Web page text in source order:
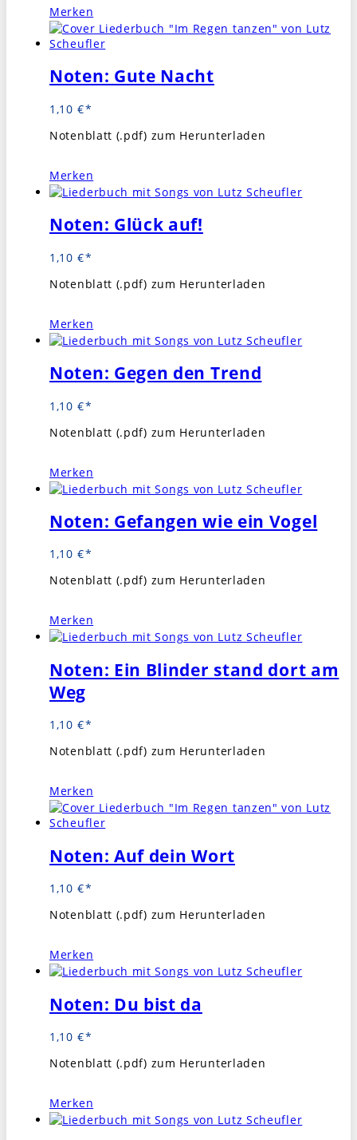
Merken
Noten: Gute Nacht
1,10 €
Notenblatt (.pdf) zum Herunterladen
Merken
Noten: Glück auf!
1,10 €
Notenblatt (.pdf) zum Herunterladen
Merken
Noten: Gegen den Trend
1,10 €
Notenblatt (.pdf) zum Herunterladen
Merken
Noten: Gefangen wie ein Vogel
1,10 €
Notenblatt (.pdf) zum Herunterladen
Merken
Noten: Ein Blinder stand dort am
Weg
1,10 €
Notenblatt (.pdf) zum Herunterladen
Merken
Noten: Auf dein Wort
1,10 €
Notenblatt (.pdf) zum Herunterladen
Merken
Noten: Du bist da
1,10 €
Notenblatt (.pdf) zum Herunterladen
Merken